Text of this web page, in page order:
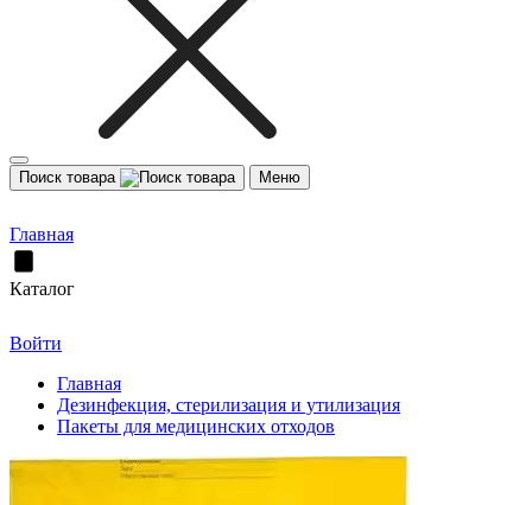
Поиск товара Меню
Главная
Каталог
Войти
Главная
Дезинфекция, стерилизация и утилизация
Пакеты для медицинских отходов